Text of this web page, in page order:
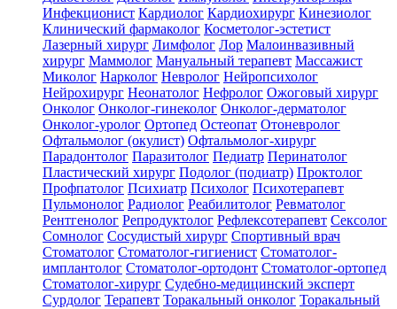
Инфекционист Кардиолог Кардиохирург Кинезиолог
Клинический фармаколог Косметолог-эстетист
Лазерный хирург Лимфолог Лор Малоинвазивный
хирург Маммолог Мануальный терапевт Массажист
Миколог Нарколог Невролог Нейропсихолог
Нейрохирург Неонатолог Нефролог Ожоговый хирург
Онколог Онколог-гинеколог Онколог-дерматолог
Онколог-уролог Ортопед Остеопат Отоневролог
Офтальмолог (окулист) Офтальмолог-хирург
Парадонтолог Паразитолог Педиатр Перинатолог
Пластический хирург Подолог (подиатр) Проктолог
Профпатолог Психиатр Психолог Психотерапевт
Пульмонолог Радиолог Реабилитолог Ревматолог
Рентгенолог Репродуктолог Рефлексотерапевт Сексолог
Сомнолог Сосудистый хирург Спортивный врач
Стоматолог Стоматолог-гигиенист Стоматолог-
имплантолог Стоматолог-ортодонт Стоматолог-ортопед
Стоматолог-хирург Судебно-медицинский эксперт
Сурдолог Терапевт Торакальный онколог Торакальный